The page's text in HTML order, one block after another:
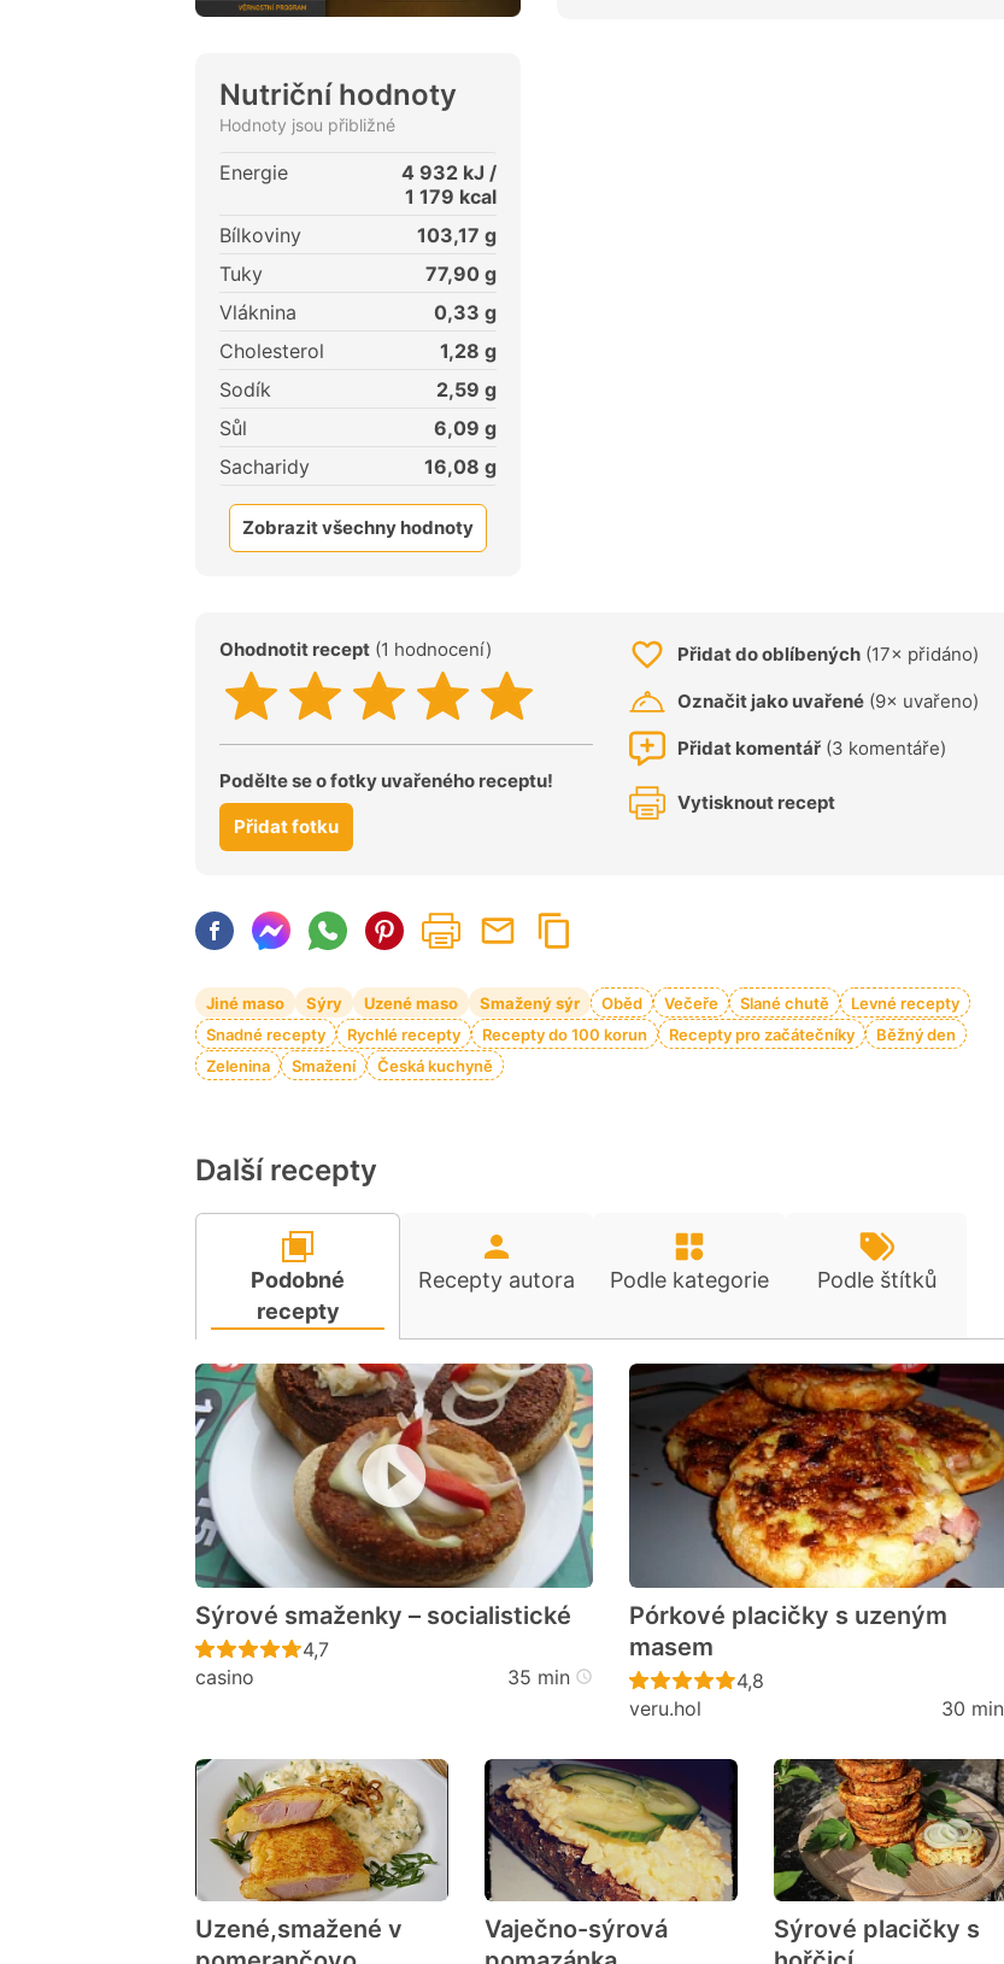
Nutriční hodnoty
Hodnoty jsou přibližné
Energie 4 932 kJ /
1 179 kcal
Bílkoviny
103,17 g
Tuky
77,90 g
Vláknina
0,33 g
Cholesterol
1,28 g
Sodík
2,59 g
Sůl
6,09 g
Sacharidy
16,08 g
Zobrazit všechny hodnoty
Ohodnotit recept (1 hodnocení)
Podělte se o fotky uvařeného receptu!
Přidat fotku
Přidat do oblíbených (17× přidáno)
Označit jako uvařené (9× uvařeno)
Přidat komentář (3 komentáře)
Vytisknout recept
Jiné maso Sýry Uzené maso Smažený sýr Oběd Večeře Slané chutě
Levné recepty
Snadné recepty
Rychlé recepty Recepty do 100 korun Recepty pro začátečníky
Běžný den
Zelenina
Smažení Česká kuchyně
Další recepty
Podobné
recepty
Recepty autora Podle kategorie Podle štítků
Sýrové smaženky – socialistické
Recept ještě nebyl hodnocen
4,7
casino
35 min
Pórkové placičky s uzeným
masem
Recept ještě nebyl hodnocen
4,8
veru.hol
30 min
Uzené,smažené v
Vaječno-sýrová
Sýrové placičky s